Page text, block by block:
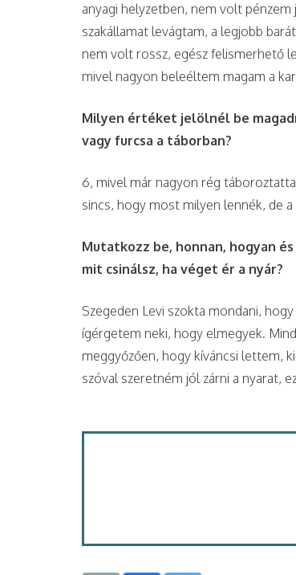
anyagi helyzetben, nem volt
szakállamat levágtam, a legjobb
nem volt rossz, egész felismerhető
mivel nagyon beleéltem magam a
Milyen értéket jelölnél be
vagy furcsa a táborban?
6, mivel már nagyon rég
sincs, hogy most milyen lennék, de
Mutatkozz be, honnan, hogyan
mit csinálsz, ha véget ér a nyár?
Szegeden Levi szokta mondani,
ígérgetem neki, hogy elmegyek.
meggyőzően, hogy kíváncsi lettem,
szóval szeretném jól zárni a nyarat,